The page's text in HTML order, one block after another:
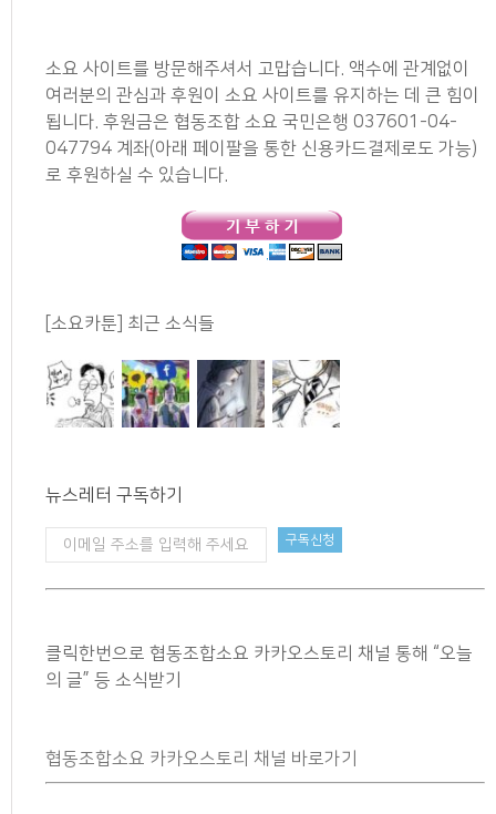
소요 사이트를 방문해주셔서 고맙습니다. 액수에 관계없이
여러분의 관심과 후원이 소요 사이트를 유지하는 데 큰 힘이
됩니다. 후원금은 협동조합 소요 국민은행 037601-04-
047794 계좌(아래 페이팔을 통한 신용카드결제로도 가능)
로 후원하실 수 있습니다.
[소요카툰] 최근 소식들
뉴스레터 구독하기
클릭한번으로 협동조합소요 카카오스토리 채널 통해 “오늘
의 글” 등 소식받기
협동조합소요 카카오스토리 채널 바로가기